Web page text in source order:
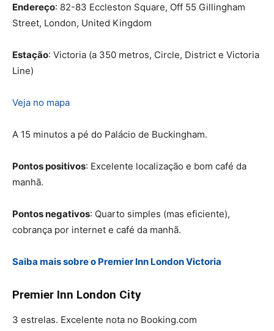
Endereço: 82-83 Eccleston Square, Off 55 Gillingham
Street, London, United Kingdom
Estação: Victoria (a 350 metros, Circle, District e Victoria
Line)
Veja no mapa
A 15 minutos a pé do Palácio de Buckingham.
Pontos positivos: Excelente localização e bom café da
manhã.
Pontos negativos: Quarto simples (mas eficiente),
cobrança por internet e café da manhã.
Saiba mais sobre o Premier Inn London Victoria
Premier Inn London City
3 estrelas. Excelente nota no Booking.com